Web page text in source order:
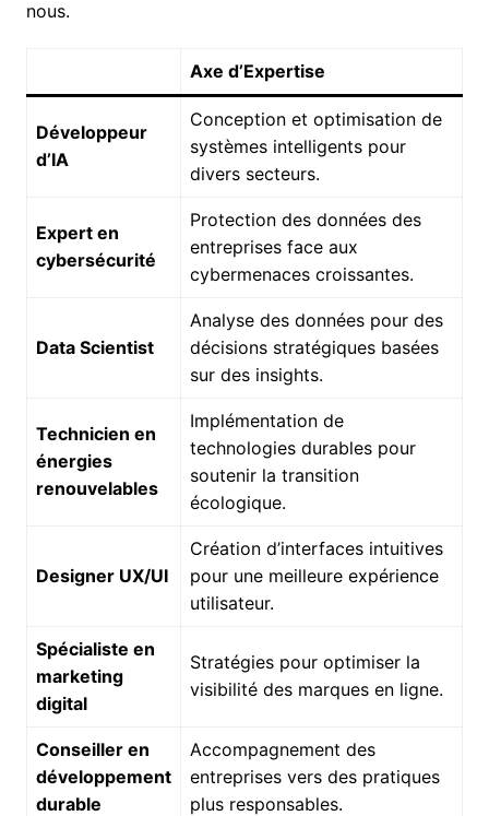
nous.
Axe d’Expertise
Développeur
d’IA
Conception et optimisation de
systèmes intelligents pour
divers secteurs.
Expert en
cybersécurité
Protection des données des
entreprises face aux
cybermenaces croissantes.
Data Scientist
Analyse des données pour des
décisions stratégiques basées
sur des insights.
Technicien en
énergies
renouvelables
Implémentation de
technologies durables pour
soutenir la transition
écologique.
Designer UX/UI
Création d’interfaces intuitives
pour une meilleure expérience
utilisateur.
Spécialiste en
marketing
digital
Stratégies pour optimiser la
visibilité des marques en ligne.
Conseiller en
développement
durable
Accompagnement des
entreprises vers des pratiques
plus responsables.